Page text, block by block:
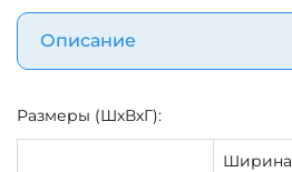
Описание
Размеры (ШхВхГ):
Ширина